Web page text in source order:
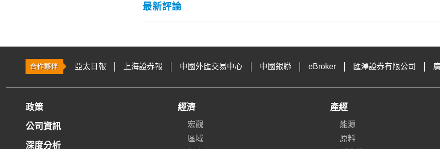
最新評論
亞太日報 上海證券報 中國外匯交易中心 中國銀聯 eBroker 匯澤證券有限公司
政策
公司資訊
深度分析
經濟
宏觀
區域
產經
能源
原料